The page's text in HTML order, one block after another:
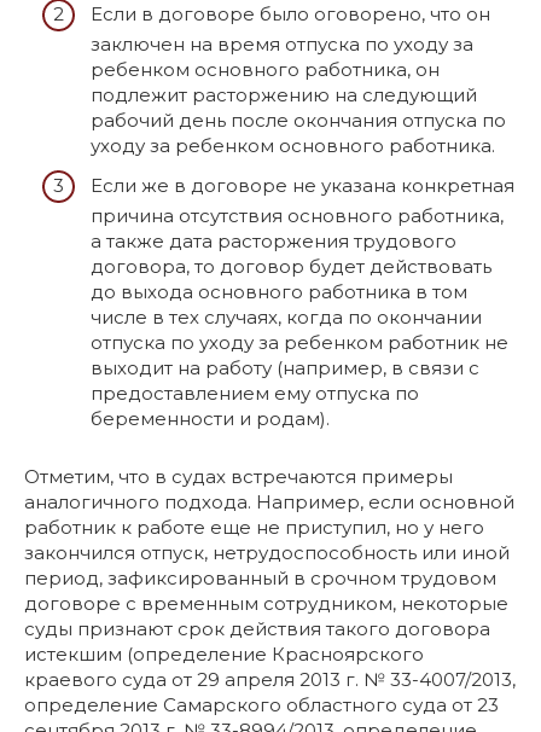
Если в договоре было оговорено, что он
заключен на время отпуска по уходу за
ребенком основного работника, он
подлежит расторжению на следующий
рабочий день после окончания отпуска по
уходу за ребенком основного работника.
Если же в договоре не указана конкретная
причина отсутствия основного работника,
а также дата расторжения трудового
договора, то договор будет действовать
до выхода основного работника в том
числе в тех случаях, когда по окончании
отпуска по уходу за ребенком работник не
выходит на работу (например, в связи с
предоставлением ему отпуска по
беременности и родам).
Отметим, что в судах встречаются примеры
аналогичного подхода. Например, если основной
работник к работе еще не приступил, но у него
закончился отпуск, нетрудоспособность или иной
период, зафиксированный в срочном трудовом
договоре с временным сотрудником, некоторые
суды признают срок действия такого договора
истекшим (определение Красноярского
краевого суда от 29 апреля 2013 г. № 33-4007/2013,
определение Самарского областного суда от 23